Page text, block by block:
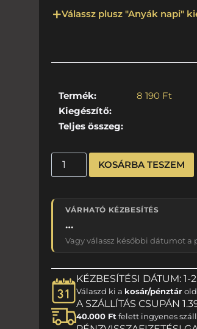
Válassz plusz "Anyák napi"
Termék: 8 190 Ft
Kiegészítő:
Teljes összeg:
KOSÁRBA TESZEM
VÁRHATÓ KÉZBESÍTÉS
…
Vagy válassz későbbi dátumot a
KÉZBESÍTÉSI DÁTUM:
Válaszd ki a kosár/pénztár
A SZÁLLÍTÁS CSUPÁN
40.000 Ft felett ingyenes